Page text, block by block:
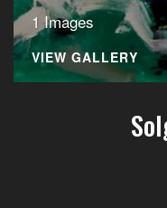
1 Images
VIEW GALLERY